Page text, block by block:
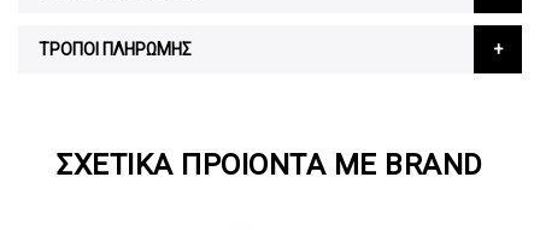
ΤΡΟΠΟΙ ΠΛΗΡΩΜΗΣ
ΣΧΕΤΙΚΆ ΠΡΟΙΌΝΤΑ ΜΕ BRAND